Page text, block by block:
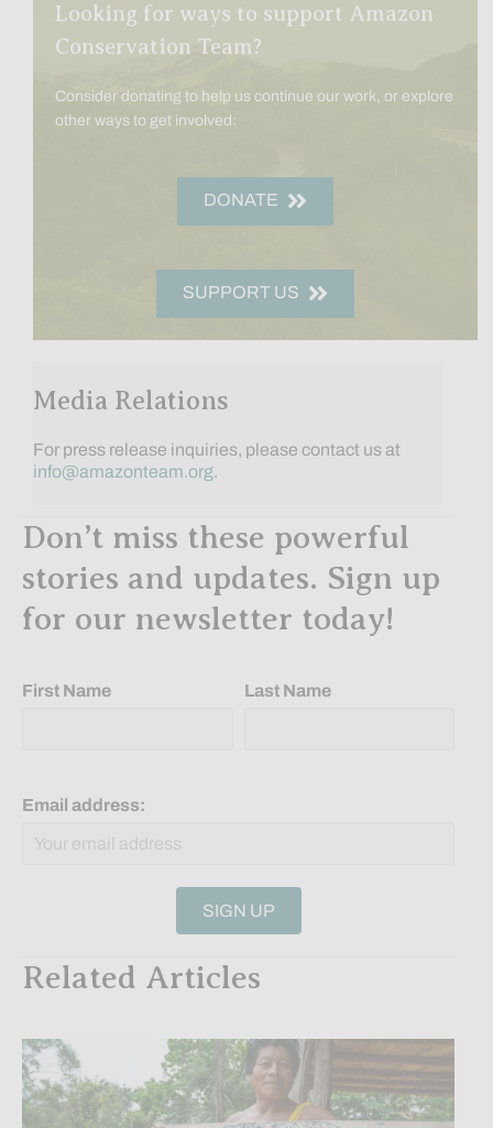
Looking for ways to support Amazon
Conservation Team?
Consider donating to help us continue our work, or explore
other ways to get involved:
DONATE
SUPPORT US
Media Relations
For press release inquiries, please contact us at
info@amazonteam.org.
Don’t miss these powerful
stories and updates. Sign up
for our newsletter today!
First Name Last Name
Email address:
Related Articles